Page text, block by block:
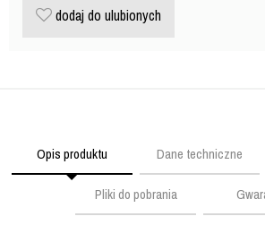
dodaj do ulubionych
Opis produktu Dane techniczne
Pliki do pobrania